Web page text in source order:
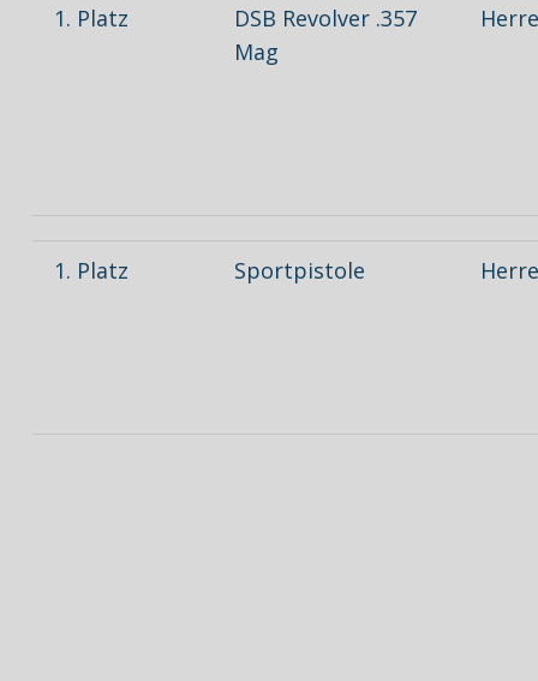
1. Platz
DSB Revolver .357
Mag
1. Platz Sportpistole